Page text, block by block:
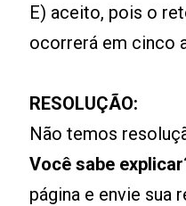
E) aceito, pois o
ocorrerá em cinco
RESOLUÇÃO:
Não temos
Você sabe
página e envie sua